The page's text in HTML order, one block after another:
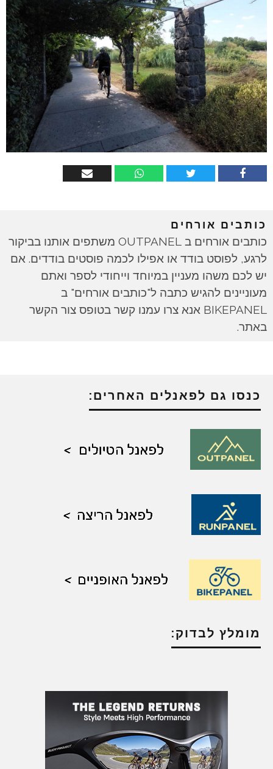
כותבים אורחים
כותבים אורחים ב OUTPANEL משתפים אותנו בביקור
לרגע, לפוסט בודד או אפילו לכמה פוסטים בודדים. אם
יש לכם משהו מעניין במיוחד וייחודי לספר ואתם
מעוניינים להגיש כתבה ל"כותבים אורחים" ב
BIKEPANEL אנא צרו עמנו קשר בטופס צור הקשר
באתר.
כנסו גם לפאנלים האחרים:
מומלץ לבדוק: